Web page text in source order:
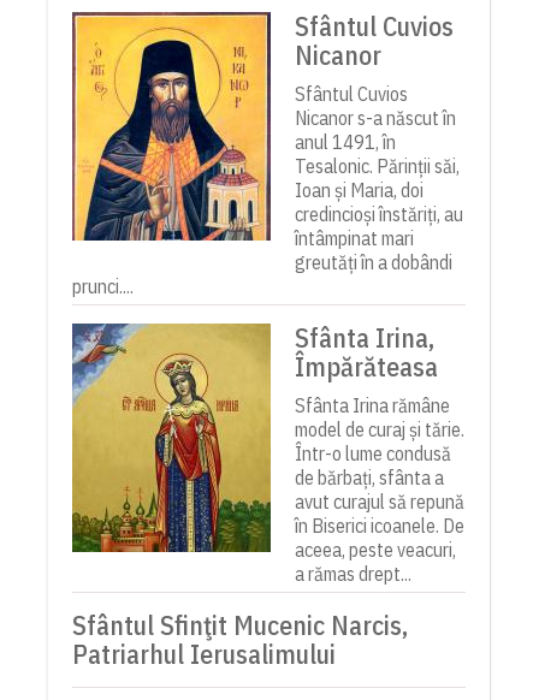
Sfântul Cuvios
Nicanor
Sfântul Cuvios
Nicanor s-a născut în
anul 1491, în
Tesalonic. Părinții săi,
Ioan și Maria, doi
credincioși înstăriți, au
întâmpinat mari
greutăți în a dobândi
prunci....
Sfânta Irina,
Împărăteasa
Sfânta Irina rămâne
model de curaj și tărie.
Într-o lume condusă
de bărbați, sfânta a
avut curajul să repună
în Biserici icoanele. De
aceea, peste veacuri,
a rămas drept...
Sfântul Sfinţit Mucenic Narcis,
Patriarhul Ierusalimului